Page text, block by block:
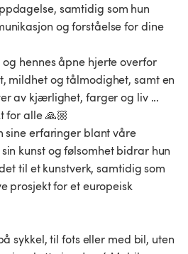
samtidig som hun
og forståelse for dine
hennes åpne hjerte overfor
mildhet og tålmodighet, samt en
av kjærlighet, farger og liv ...
for alle 🙏🏼
sine erfaringer blant våre
kunst og følsomhet bidrar hun
til et kunstverk, samtidig som
prosjekt for et europeisk
sykkel, til fots eller med bil, uten